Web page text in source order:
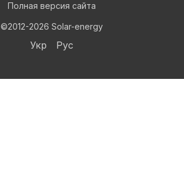
Полная версия сайта
©2012-2026 Solar-energy
Укр Рус